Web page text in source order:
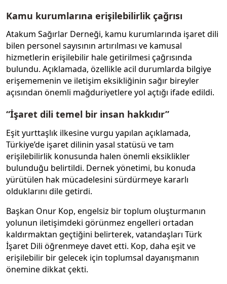
Kamu kurumlarına erişilebilirlik çağrısı
Atakum Sağırlar Derneği, kamu kurumlarında işaret dili
bilen personel sayısının artırılması ve kamusal
hizmetlerin erişilebilir hale getirilmesi çağrısında
bulundu. Açıklamada, özellikle acil durumlarda bilgiye
erişememenin ve iletişim eksikliğinin sağır bireyler
açısından önemli mağduriyetlere yol açtığı ifade edildi.
“İşaret dili temel bir insan hakkıdır”
Eşit yurttaşlık ilkesine vurgu yapılan açıklamada,
Türkiye’de işaret dilinin yasal statüsü ve tam
erişilebilirlik konusunda halen önemli eksiklikler
bulunduğu belirtildi. Dernek yönetimi, bu konuda
yürütülen hak mücadelesini sürdürmeye kararlı
olduklarını dile getirdi.
Başkan Onur Kop, engelsiz bir toplum oluşturmanın
yolunun iletişimdeki görünmez engelleri ortadan
kaldırmaktan geçtiğini belirterek, vatandaşları Türk
İşaret Dili öğrenmeye davet etti. Kop, daha eşit ve
erişilebilir bir gelecek için toplumsal dayanışmanın
önemine dikkat çekti.